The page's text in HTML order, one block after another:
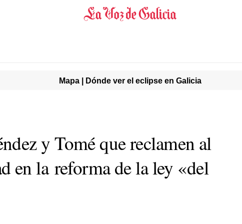
Mapa | Dónde ver el eclipse en Galicia
y Tomé que reclamen al
en la reforma de la ley «del